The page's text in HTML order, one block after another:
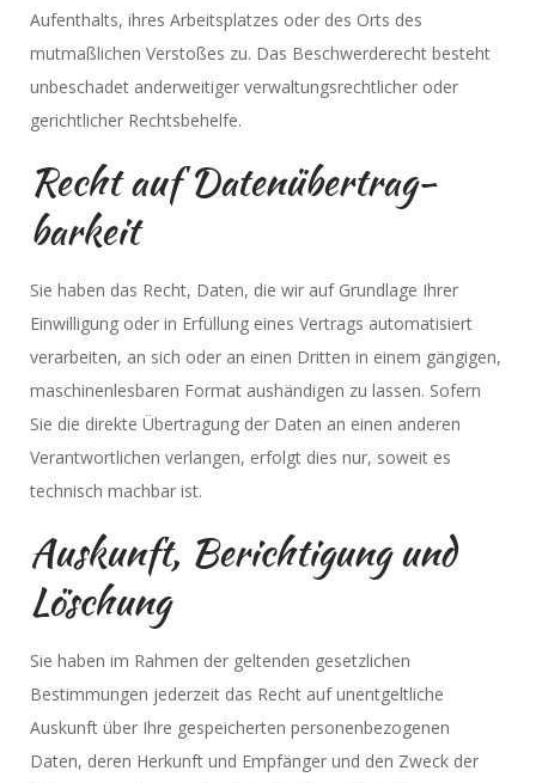
Aufenthalts, ihres Arbeitsplatzes oder des Orts des
mutmaßlichen Verstoßes zu. Das Beschwerderecht besteht
unbeschadet anderweitiger verwaltungsrechtlicher oder
gerichtlicher Rechtsbehelfe.
Recht auf Daten­übertrag­
barkeit
Sie haben das Recht, Daten, die wir auf Grundlage Ihrer
Einwilligung oder in Erfüllung eines Vertrags automatisiert
verarbeiten, an sich oder an einen Dritten in einem gängigen,
maschinenlesbaren Format aushändigen zu lassen. Sofern
Sie die direkte Übertragung der Daten an einen anderen
Verantwortlichen verlangen, erfolgt dies nur, soweit es
technisch machbar ist.
Auskunft, Berichtigung und
Löschung
Sie haben im Rahmen der geltenden gesetzlichen
Bestimmungen jederzeit das Recht auf unentgeltliche
Auskunft über Ihre gespeicherten personenbezogenen
Daten, deren Herkunft und Empfänger und den Zweck der